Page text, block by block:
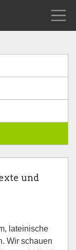
und
lateinische
Wir schauen